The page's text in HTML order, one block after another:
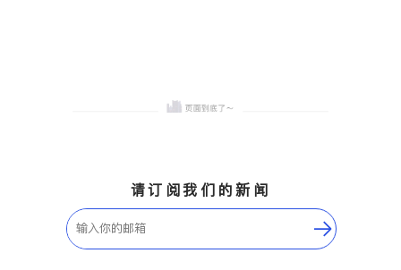
请订阅我们的新闻